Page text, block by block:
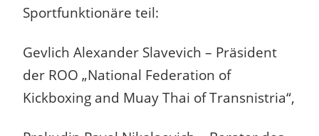
Sportfunktionäre teil:
Gevlich Alexander Slavevich – Präsident
der ROO „National Federation of
Kickboxing and Muay Thai of Transnistria“,